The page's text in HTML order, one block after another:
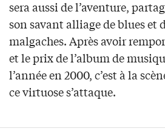
sera aussi de l’aventure,
son savant alliage de blues et
malgaches. Après avoir
et le prix de l’album de
l’année en 2000, c’est à la
ce virtuose s’attaque.